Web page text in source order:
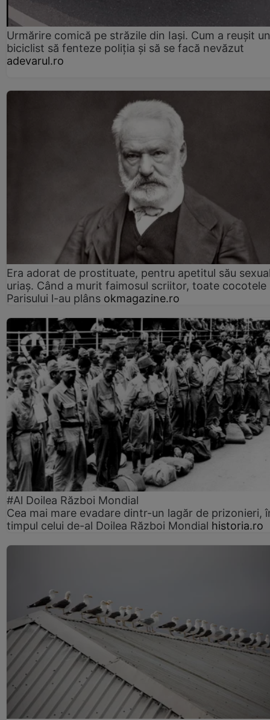
Urmărire comică pe străzile din Iași. Cum a reușit un
biciclist să fenteze poliția și să se facă nevăzut
adevarul.ro
Era adorat de prostituate, pentru apetitul său
uriaș. Când a murit faimosul scriitor, toate cocotele
Parisului l-au plâns okmagazine.ro
#Al Doilea Război Mondial
Cea mai mare evadare dintr-un lagăr de prizonieri,
timpul celui de-al Doilea Război Mondial historia.ro